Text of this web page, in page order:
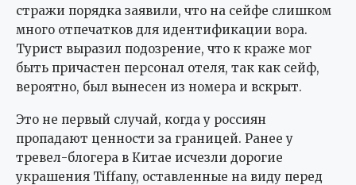
стражи порядка заявили, что на сейфе слишком
много отпечатков для идентификации вора.
Турист выразил подозрение, что к краже мог
быть причастен персонал отеля, так как сейф,
вероятно, был вынесен из номера и вскрыт.
Это не первый случай, когда у россиян
пропадают ценности за границей. Ранее у
тревел-блогера в Китае исчезли дорогие
украшения Tiffany, оставленные на виду перед